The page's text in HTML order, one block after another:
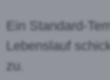
Ein Standard-
Lebenslauf
zu.